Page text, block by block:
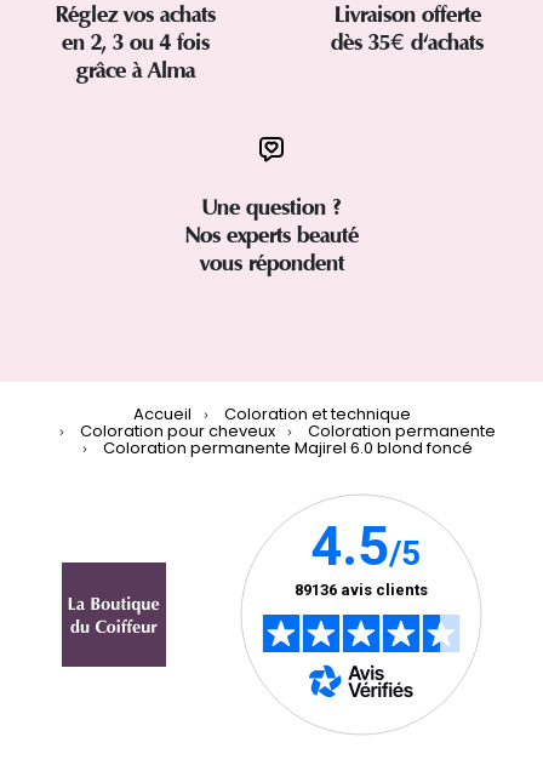
Réglez vos achats
en 2, 3 ou 4 fois
grâce à Alma
Livraison offerte
dès 35€ d'achats
Une question ?
Nos experts beauté
vous répondent
Accueil Coloration et technique
Coloration pour cheveux Coloration permanente
Coloration permanente Majirel 6.0 blond foncé